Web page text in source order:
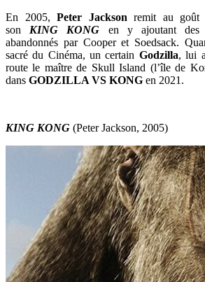
En 2005,Peter Jackson remit au
son KING KONG en y ajoutant des
abandonnés par Cooper et Soedsack.
sacré du Cinéma, un certain Godzilla, lui
route le maître de Skull Island (l’île de
dans GODZILLA VS KONG en 2021.
KING KONG (Peter Jackson, 2005)